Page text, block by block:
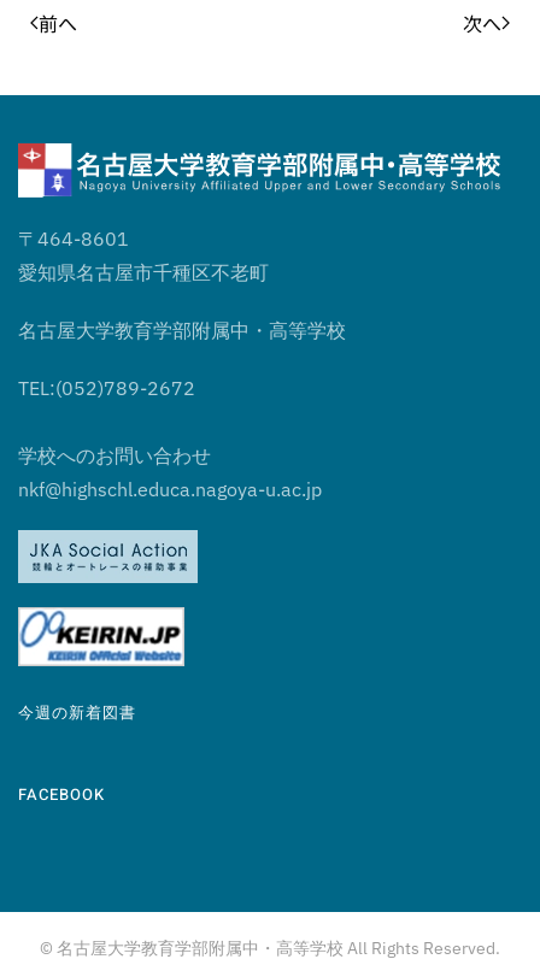
前へ 次へ
〒464-8601
愛知県名古屋市千種区不老町
名古屋大学教育学部附属中・高等学校
TEL:(052)789-2672
学校へのお問い合わせ
nkf@highschl.educa.nagoya-u.ac.jp
今週の新着図書
FACEBOOK
© 名古屋大学教育学部附属中・高等学校 All Rights Reserved.